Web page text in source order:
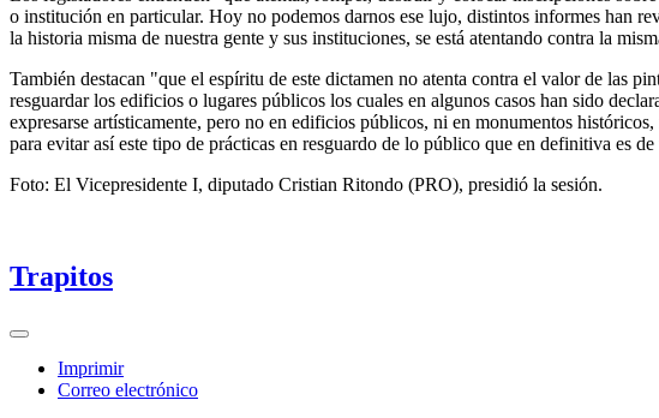
o institución en particular. Hoy no podemos darnos ese lujo, distintos informes han
la historia misma de nuestra gente y sus instituciones, se está atentando contra la
También destacan "que el espíritu de este dictamen no atenta contra el valor de las
resguardar los edificios o lugares públicos los cuales en algunos casos han sido
expresarse artísticamente, pero no en edificios públicos, ni en monumentos
para evitar así este tipo de prácticas en resguardo de lo público que en definitiva es
Foto: El Vicepresidente I, diputado Cristian Ritondo (PRO), presidió la sesión.
Trapitos
Imprimir
Correo electrónico